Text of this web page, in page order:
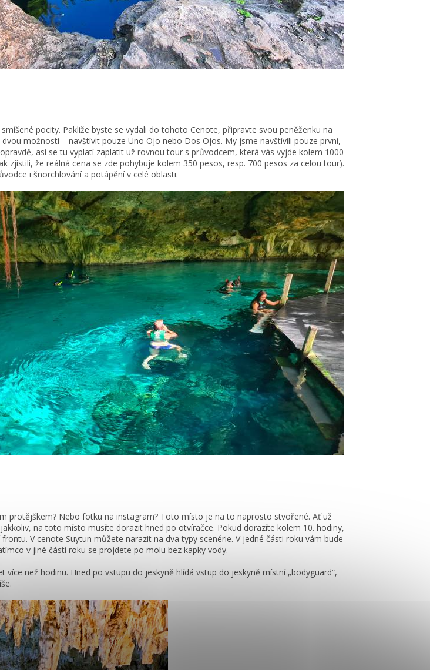
pocity. Pakliže byste se vydali do tohoto Cenote, připravte svou peněženku na
možností – navštívit pouze Uno Ojo nebo Dos Ojos. My jsme navštívili pouze první,
asi se tu vyplatí zaplatit už rovnou tour s průvodcem, která vás vyjde kolem 1000
zjistili, že reálná cena se zde pohybuje kolem 350 pesos, resp. 700 pesos za celou tour).
i šnorchlování a potápění v celé oblasti.
protějškem? Nebo fotku na instagram? Toto místo je na to naprosto stvořené. Ať už
na toto místo musíte dorazit hned po otvíračce. Pokud dorazíte kolem 10. hodiny,
V cenote Suytun můžete narazit na dva typy scenérie. V jedné části roku vám bude
v jiné části roku se projdete po molu bez kapky vody.
než hodinu. Hned po vstupu do jeskyně hlídá vstup do jeskyně místní „bodyguard“,